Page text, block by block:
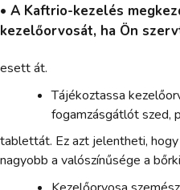
• A Kaftrio-kezelés
kezelőorvosát, ha Ön
esett át.
Tájékoztassa
fogamzásgátlót szed,
tablettát. Ez azt jelentheti,
nagyobb a valószínűsége a